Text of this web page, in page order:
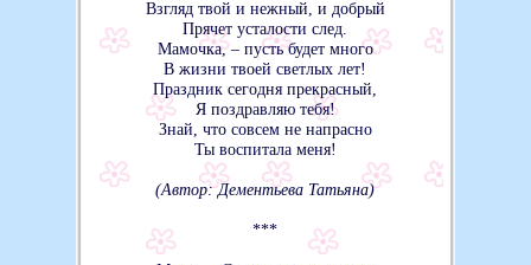
Взгляд твой и нежный, и добрый
Прячет усталости след.
Мамочка, – пусть будет много
В жизни твоей светлых лет!
Праздник сегодня прекрасный,
Я поздравляю тебя!
Знай, что совсем не напрасно
Ты воспитала меня!
(Автор: Дементьева Татьяна)
***